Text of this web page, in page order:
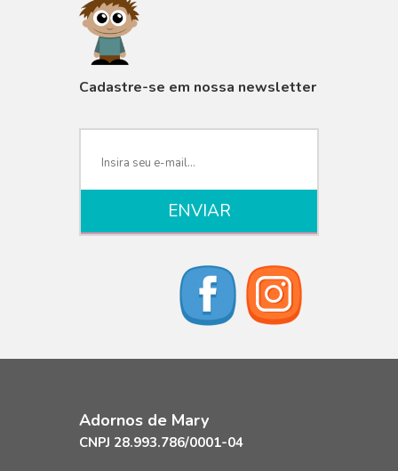
VISUALIZAR
Cadastre-se em nossa newsletter
Adornos de Mary
CNPJ 28.993.786/0001-04